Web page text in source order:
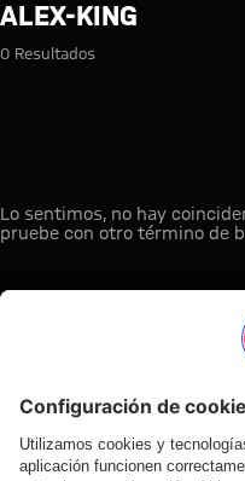
Búsqueda:
ALEX-KING
0 Resultados
Lo sentimos, no hay
pruebe con otro término de
A la
ESTO LE PUEDE